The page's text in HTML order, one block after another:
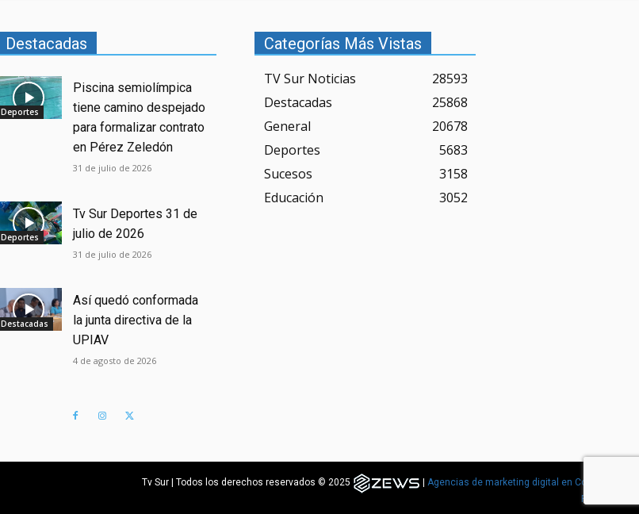
Destacadas
Deportes
Piscina semiolímpica
tiene camino despejado
para formalizar contrato
en Pérez Zeledón
31 de julio de 2026
Deportes
Tv Sur Deportes 31 de
julio de 2026
31 de julio de 2026
Destacadas
Así quedó conformada
la junta directiva de la
UPIAV
4 de agosto de 2026
Categorías Más Vistas
TV Sur Noticias
28593
Destacadas
25868
General
20678
Deportes
5683
Sucesos
3158
Educación
3052
Tv Sur | Todos los derechos reservados © 2025
Agencias de marketing digital en Costa
Rica